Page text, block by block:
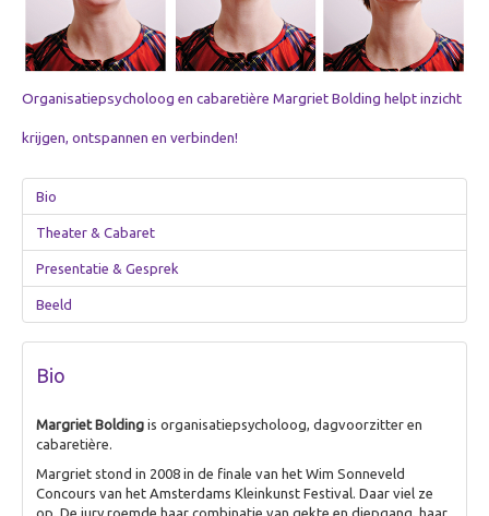
Over opdrachtgevers
Bedrijfsleven
Culturele sector
Zorg
Overig
Betekenisvol cadeau
Ervaring creëren
Over Ervaring creëren
De Theater-wasstraat
Ontdek je plekje
Visualiseren
Organisatiepsycholoog en cabaretière Margriet Bolding helpt inzicht
krijgen, ontspannen en verbinden!
Bio
Theater & Cabaret
Presentatie & Gesprek
Beeld
Bio
Margriet Bolding is organisatiepsycholoog, dagvoorzitter en
cabaretière.
Margriet stond in 2008 in de finale van het Wim Sonneveld
Concours van het Amsterdams Kleinkunst Festival. Daar viel ze